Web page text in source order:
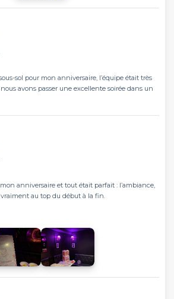
sol pour mon anniversaire, l’équipe était très
avons passer une excellente soirée dans un
anniversaire et tout était parfait : l’ambiance,
vraiment au top du début à la fin.
aussi, je garde un super souvenir de ce
accueil et votre professionnalisme, je